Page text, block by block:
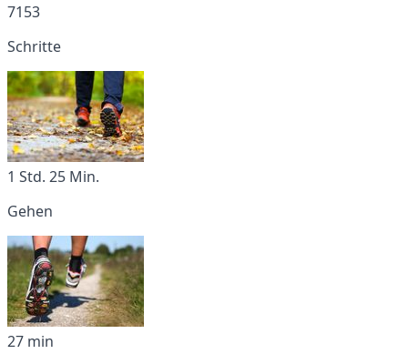
7153
Schritte
1 Std. 25 Min.
Gehen
27 min